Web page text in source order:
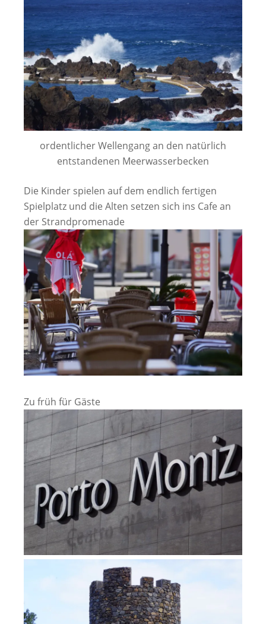
ordentlicher Wellengang an den natürlich
entstandenen Meerwasserbecken
Die Kinder spielen auf dem endlich fertigen
Spielplatz und die Alten setzen sich ins Cafe an
der Strandpromenade
Zu früh für Gäste